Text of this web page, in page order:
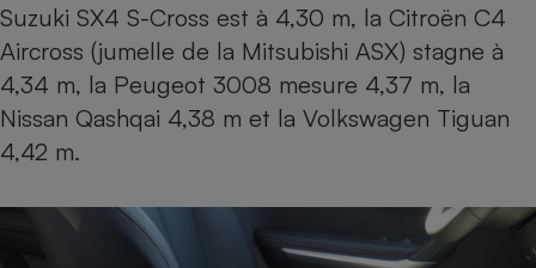
Suzuki SX4 S-Cross est à 4,30 m, la Citroën C4
Aircross (jumelle de la Mitsubishi ASX) stagne à
4,34 m, la Peugeot 3008 mesure 4,37 m, la
Nissan Qashqai 4,38 m et la Volkswagen Tiguan
4,42 m.